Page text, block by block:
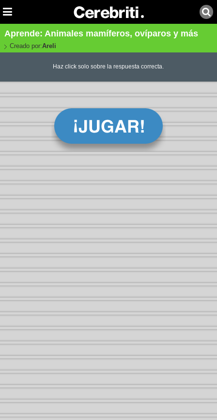
Aprende: Animales mamíferos, ovíparos y más
Creado por:Areli
Haz click solo sobre la respuesta correcta.